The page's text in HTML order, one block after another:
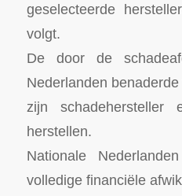
geselecteerde
volgt.
De door de
Nederlanden
zijn
herstellen.
Nationale
volledige financiële